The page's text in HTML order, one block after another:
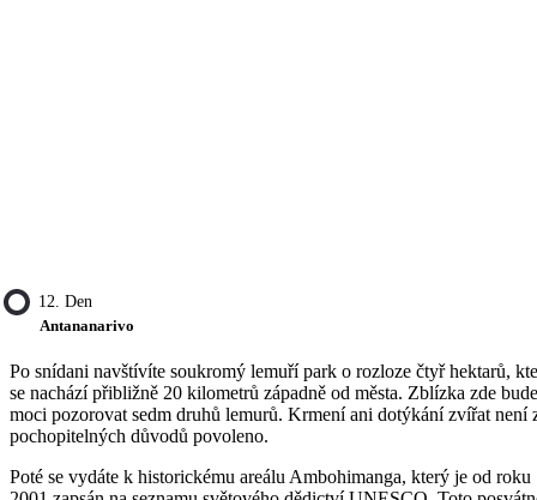
12. Den
Antananarivo
Po snídani navštívíte soukromý lemuří park o rozloze čtyř hektarů,
se nachází přibližně 20 kilometrů západně od města. Zblízka zde
moci pozorovat sedm druhů lemurů. Krmení ani dotýkání zvířat není
pochopitelných důvodů povoleno.
Poté se vydáte k historickému areálu Ambohimanga, který je od roku